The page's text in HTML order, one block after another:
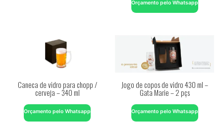
Orçamento pelo Whatsapp
Caneca de vidro para chopp /
cerveja – 340 ml
Orçamento pelo Whatsapp
Jogo de copos de vidro 430 ml –
Gata Marie – 2 pçs
Orçamento pelo Whatsapp